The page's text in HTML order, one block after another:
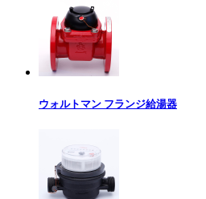
ウォルトマン フランジ給湯器